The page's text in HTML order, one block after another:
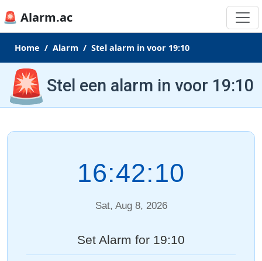
🚨 Alarm.ac
Home Alarm Stel alarm in voor 19:10
🚨 Stel een alarm in voor 19:10
16:42:10
Sat, Aug 8, 2026
Set Alarm for 19:10